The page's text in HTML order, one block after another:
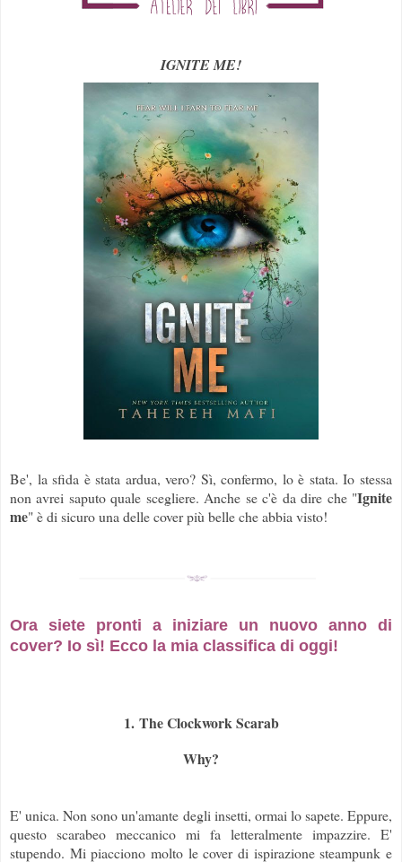
IGNITE ME!
Be', la sfida è stata ardua, vero? Sì, confermo, lo è stata. Io stessa
non avrei saputo quale scegliere. Anche se c'è da dire che "Ignite
me" è di sicuro una delle cover più belle che abbia visto!
Ora siete pronti a iniziare un nuovo anno di
cover? Io sì! Ecco la mia classifica di oggi!
1. The Clockwork Scarab
Why?
E' unica. Non sono un'amante degli insetti, ormai lo sapete. Eppure,
questo scarabeo meccanico mi fa letteralmente impazzire. E'
stupendo. Mi piacciono molto le cover di ispirazione steampunk e